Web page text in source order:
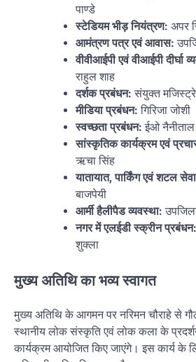
पाण्डे
स्टेडियम भीड़ नियंत्रण: अपर
आमंत्रण पत्र एवं आवास:
वीवीआईपी एवं वीआईपी दीर्घा
राहुल शाह
दर्शक प्रबंधन: संयुक्त
मीडिया प्रबंधन: गिरिजा जोशी
स्वच्छता प्रबंधन: ईओ नैनीताल
सांस्कृतिक कार्यक्रम एवं
ऋचा सिंह
यातायात, पार्किंग एवं शटल
बाजपेयी
आर्मी हैलीपैड व्यवस्था:
नगर में एलईडी स्क्रीन प्रबंधन:
शुक्ला
मुख्य अतिथि का भव्य स्वागत
मुख्य अतिथि के आगमन पर नरिमन चौराहे से
स्थानीय लोक संस्कृति एवं लोक कला के
कार्यक्रम आयोजित किए जाएंगे। इस कार्य के